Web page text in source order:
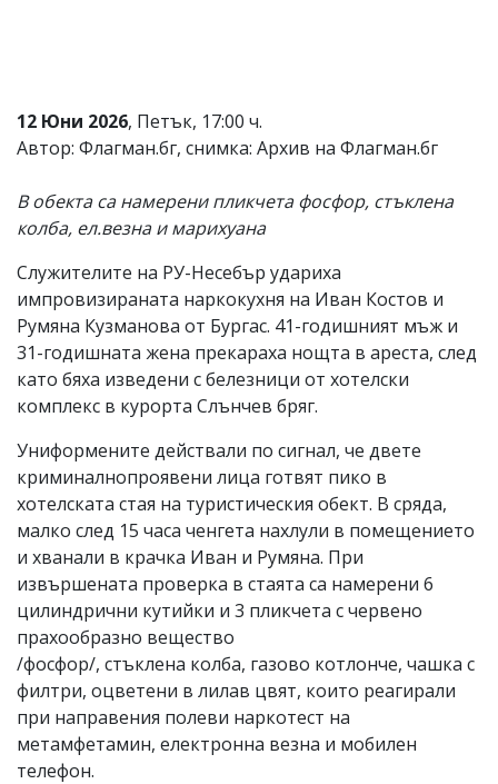
отговорност
за
тях!
откриете
обиден
за
коментар,
моля
сигнализирайте
ни!
12 Юни 2026, Петък, 17:00 ч.
Автор: Флагман.бг, снимка: Архив на Флагман.бг
В обекта са намерени пликчета фосфор, стъклена
колба, ел.везна и марихуана
Служителите на РУ-Несебър удариха
импровизираната наркокухня на Иван Костов и
Румяна Кузманова от Бургас. 41-годишният мъж и
31-годишната жена прекараха нощта в ареста, след
като бяха изведени с белезници от хотелски
комплекс в курорта Слънчев бряг.
Униформените действали по сигнал, че двете
криминалнопроявени лица готвят пико в
хотелската стая на туристическия обект. В сряда,
малко след 15 часа ченгета нахлули в помещението
и хванали в крачка Иван и Румяна. При
извършената проверка в стаята са намерени 6
цилиндрични кутийки и 3 пликчета с червено
прахообразно вещество
/фосфор/, стъклена колба, газово котлонче, чашка с
филтри, оцветени в лилав цвят, които реагирали
при направения полеви наркотест на
метамфетамин, електронна везна и мобилен
телефон.